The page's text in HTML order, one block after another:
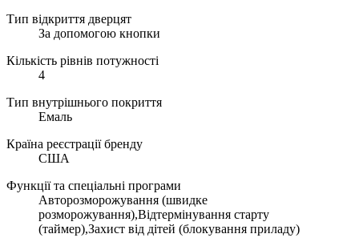
Тип відкриття дверцят
За допомогою кнопки
Кількість рівнів потужності
4
Тип внутрішнього покриття
Емаль
Країна реєстрації бренду
США
Функції та спеціальні програми
Авторозморожування (швидке
розморожування),Відтермінування старту
(таймер),Захист від дітей (блокування приладу)